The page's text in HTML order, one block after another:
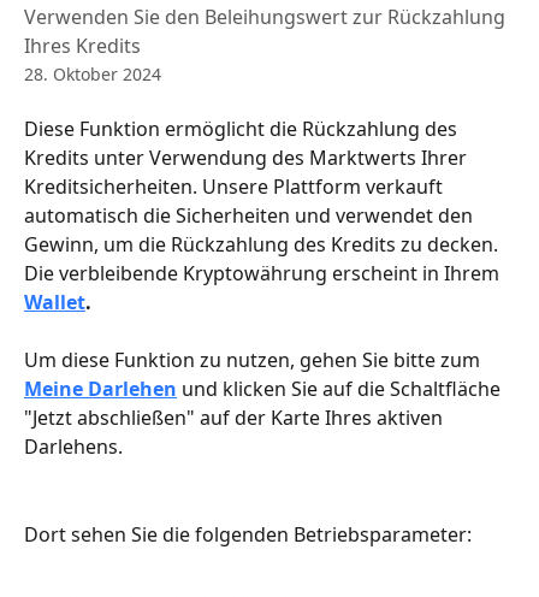
Verwenden Sie den Beleihungswert zur Rückzahlung
Ihres Kredits
28. Oktober 2024
Diese Funktion ermöglicht die Rückzahlung des
Kredits unter Verwendung des Marktwerts Ihrer
Kreditsicherheiten. Unsere Plattform verkauft
automatisch die Sicherheiten und verwendet den
Gewinn, um die Rückzahlung des Kredits zu decken.
Die verbleibende Kryptowährung erscheint in Ihrem
Wallet.
Um diese Funktion zu nutzen, gehen Sie bitte zum
Meine Darlehen und klicken Sie auf die Schaltfläche
"Jetzt abschließen" auf der Karte Ihres aktiven
Darlehens.
Dort sehen Sie die folgenden Betriebsparameter: